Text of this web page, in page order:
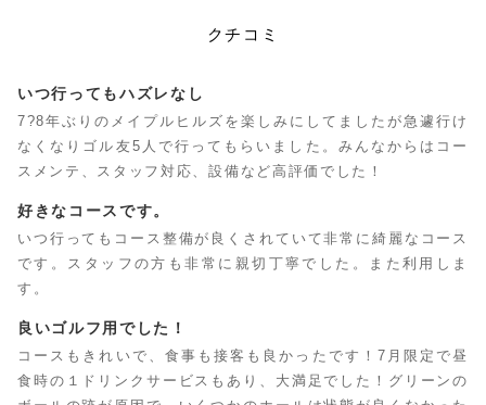
クチコミ
いつ行ってもハズレなし
7?8年ぶりのメイプルヒルズを楽しみにしてましたが急遽行け
なくなりゴル友5人で行ってもらいました。みんなからはコー
スメンテ、スタッフ対応、設備など高評価でした！
好きなコースです。
いつ行ってもコース整備が良くされていて非常に綺麗なコース
です。スタッフの方も非常に親切丁寧でした。また利用しま
す。
良いゴルフ用でした！
コースもきれいで、食事も接客も良かったです！7月限定で昼
食時の１ドリンクサービスもあり、大満足でした！グリーンの